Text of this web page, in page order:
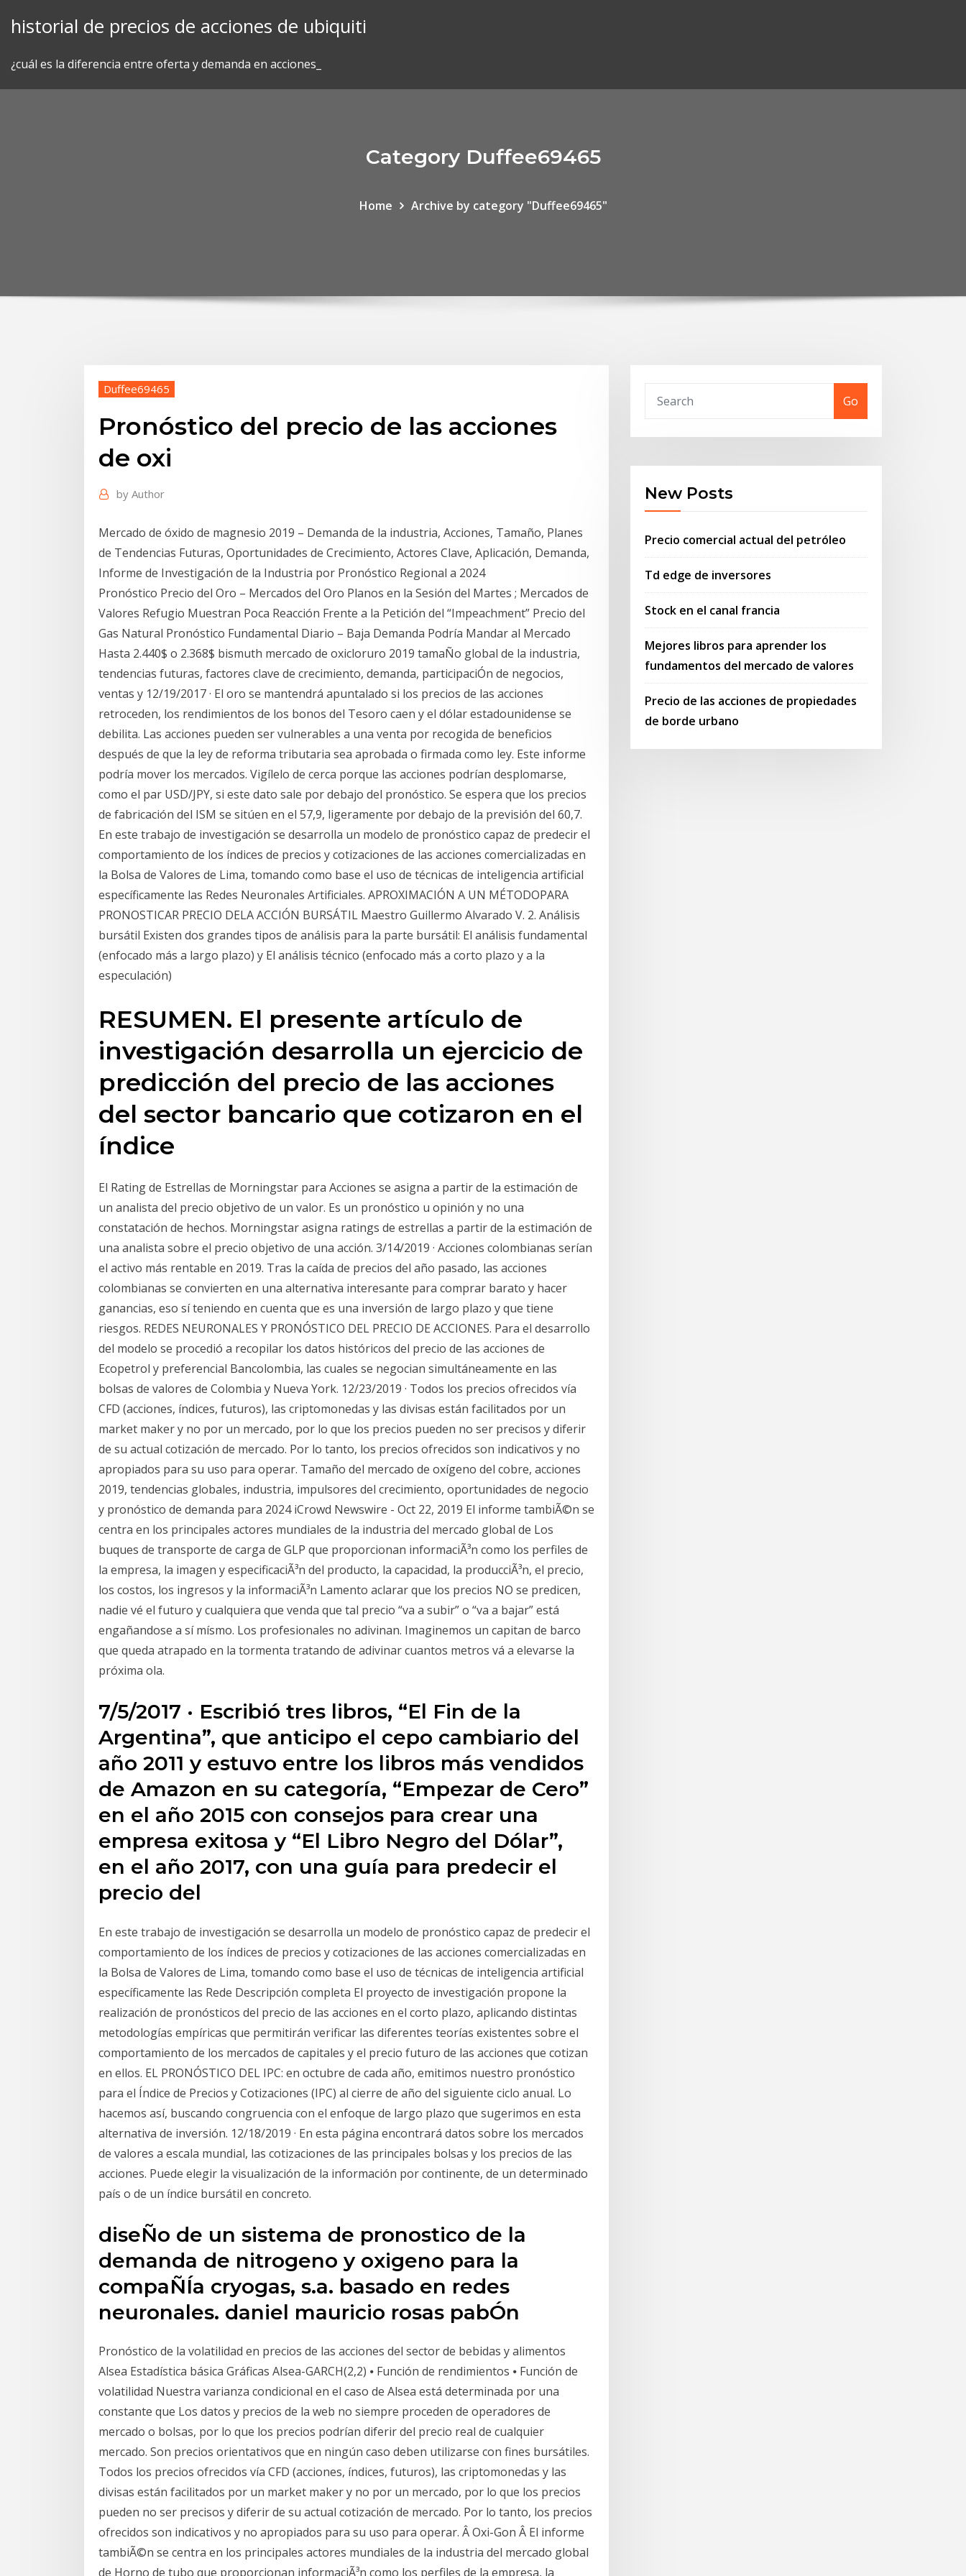
historial de precios de acciones de ubiquiti
¿cuál es la diferencia entre oferta y demanda en acciones_
Category Duffee69465
Home Archive by category "Duffee69465"
Duffee69465
Pronóstico del precio de las acciones
de oxi
by Author
Mercado de óxido de magnesio 2019 – Demanda de la industria, Acciones, Tamaño, Planes
de Tendencias Futuras, Oportunidades de Crecimiento, Actores Clave, Aplicación, Demanda,
Informe de Investigación de la Industria por Pronóstico Regional a 2024
Pronóstico Precio del Oro – Mercados del Oro Planos en la Sesión del Martes ; Mercados de
Valores Refugio Muestran Poca Reacción Frente a la Petición del “Impeachment” Precio del
Gas Natural Pronóstico Fundamental Diario – Baja Demanda Podría Mandar al Mercado
Hasta 2.440$ o 2.368$ bismuth mercado de oxicloruro 2019 tamaÑo global de la industria,
tendencias futuras, factores clave de crecimiento, demanda, participaciÓn de negocios,
ventas y 12/19/2017 · El oro se mantendrá apuntalado si los precios de las acciones
retroceden, los rendimientos de los bonos del Tesoro caen y el dólar estadounidense se
debilita. Las acciones pueden ser vulnerables a una venta por recogida de beneficios
después de que la ley de reforma tributaria sea aprobada o firmada como ley. Este informe
podría mover los mercados. Vigílelo de cerca porque las acciones podrían desplomarse,
como el par USD/JPY, si este dato sale por debajo del pronóstico. Se espera que los precios
de fabricación del ISM se sitúen en el 57,9, ligeramente por debajo de la previsión del 60,7.
En este trabajo de investigación se desarrolla un modelo de pronóstico capaz de predecir el
comportamiento de los índices de precios y cotizaciones de las acciones comercializadas en
la Bolsa de Valores de Lima, tomando como base el uso de técnicas de inteligencia artificial
específicamente las Redes Neuronales Artificiales. APROXIMACIÓN A UN MÉTODOPARA
PRONOSTICAR PRECIO DELA ACCIÓN BURSÁTIL Maestro Guillermo Alvarado V. 2. Análisis
bursátil Existen dos grandes tipos de análisis para la parte bursátil: El análisis fundamental
(enfocado más a largo plazo) y El análisis técnico (enfocado más a corto plazo y a la
especulación)
RESUMEN. El presente artículo de
investigación desarrolla un ejercicio de
predicción del precio de las acciones
del sector bancario que cotizaron en el
índice
El Rating de Estrellas de Morningstar para Acciones se asigna a partir de la estimación de
un analista del precio objetivo de un valor. Es un pronóstico u opinión y no una
constatación de hechos. Morningstar asigna ratings de estrellas a partir de la estimación de
una analista sobre el precio objetivo de una acción. 3/14/2019 · Acciones colombianas serían
el activo más rentable en 2019. Tras la caída de precios del año pasado, las acciones
colombianas se convierten en una alternativa interesante para comprar barato y hacer
ganancias, eso sí teniendo en cuenta que es una inversión de largo plazo y que tiene
riesgos. REDES NEURONALES Y PRONÓSTICO DEL PRECIO DE ACCIONES. Para el desarrollo
del modelo se procedió a recopilar los datos históricos del precio de las acciones de
Ecopetrol y preferencial Bancolombia, las cuales se negocian simultáneamente en las
bolsas de valores de Colombia y Nueva York. 12/23/2019 · Todos los precios ofrecidos vía
CFD (acciones, índices, futuros), las criptomonedas y las divisas están facilitados por un
market maker y no por un mercado, por lo que los precios pueden no ser precisos y diferir
de su actual cotización de mercado. Por lo tanto, los precios ofrecidos son indicativos y no
apropiados para su uso para operar. Tamaño del mercado de oxígeno del cobre, acciones
2019, tendencias globales, industria, impulsores del crecimiento, oportunidades de negocio
y pronóstico de demanda para 2024 iCrowd Newswire - Oct 22, 2019 El informe tambiÃ©n se
centra en los principales actores mundiales de la industria del mercado global de Los
buques de transporte de carga de GLP que proporcionan informaciÃ³n como los perfiles de
la empresa, la imagen y especificaciÃ³n del producto, la capacidad, la producciÃ³n, el precio,
los costos, los ingresos y la informaciÃ³n Lamento aclarar que los precios NO se predicen,
nadie vé el futuro y cualquiera que venda que tal precio “va a subir” o “va a bajar” está
engañandose a sí mísmo. Los profesionales no adivinan. Imaginemos un capitan de barco
que queda atrapado en la tormenta tratando de adivinar cuantos metros vá a elevarse la
próxima ola.
7/5/2017 · Escribió tres libros, “El Fin de la
Argentina”, que anticipo el cepo cambiario del
año 2011 y estuvo entre los libros más vendidos
de Amazon en su categoría, “Empezar de Cero”
en el año 2015 con consejos para crear una
empresa exitosa y “El Libro Negro del Dólar”,
en el año 2017, con una guía para predecir el
precio del
En este trabajo de investigación se desarrolla un modelo de pronóstico capaz de predecir el
comportamiento de los índices de precios y cotizaciones de las acciones comercializadas en
la Bolsa de Valores de Lima, tomando como base el uso de técnicas de inteligencia artificial
específicamente las Rede Descripción completa El proyecto de investigación propone la
realización de pronósticos del precio de las acciones en el corto plazo, aplicando distintas
metodologías empíricas que permitirán verificar las diferentes teorías existentes sobre el
comportamiento de los mercados de capitales y el precio futuro de las acciones que cotizan
en ellos. EL PRONÓSTICO DEL IPC: en octubre de cada año, emitimos nuestro pronóstico
para el Índice de Precios y Cotizaciones (IPC) al cierre de año del siguiente ciclo anual. Lo
hacemos así, buscando congruencia con el enfoque de largo plazo que sugerimos en esta
alternativa de inversión. 12/18/2019 · En esta página encontrará datos sobre los mercados
de valores a escala mundial, las cotizaciones de las principales bolsas y los precios de las
acciones. Puede elegir la visualización de la información por continente, de un determinado
país o de un índice bursátil en concreto.
diseÑo de un sistema de pronostico de la
demanda de nitrogeno y oxigeno para la
compaÑÍa cryogas, s.a. basado en redes
neuronales. daniel mauricio rosas pabÓn
Pronóstico de la volatilidad en precios de las acciones del sector de bebidas y alimentos
Alsea Estadística básica Gráficas Alsea-GARCH(2,2) ⦁ Función de rendimientos ⦁ Función de
volatilidad Nuestra varianza condicional en el caso de Alsea está determinada por una
constante que Los datos y precios de la web no siempre proceden de operadores de
mercado o bolsas, por lo que los precios podrían diferir del precio real de cualquier
mercado. Son precios orientativos que en ningún caso deben utilizarse con fines bursátiles.
Todos los precios ofrecidos vía CFD (acciones, índices, futuros), las criptomonedas y las
divisas están facilitados por un market maker y no por un mercado, por lo que los precios
pueden no ser precisos y diferir de su actual cotización de mercado. Por lo tanto, los precios
ofrecidos son indicativos y no apropiados para su uso para operar. Â Oxi-Gon Â El informe
tambiÃ©n se centra en los principales actores mundiales de la industria del mercado global
de Horno de tubo que proporcionan informaciÃ³n como los perfiles de la empresa, la
Go
New Posts
Precio comercial actual del petróleo
Td edge de inversores
Stock en el canal francia
Mejores libros para aprender los
fundamentos del mercado de valores
Precio de las acciones de propiedades
de borde urbano